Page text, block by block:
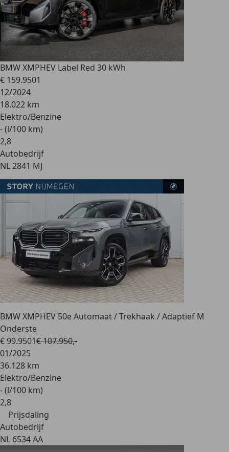
BMW XMPHEV Label Red 30 kWh
€ 159.9501
12/2024
18.022 km
Elektro/Benzine
- (l/100 km)
2,8
Autobedrijf
NL 2841 MJ
BMW XMPHEV 50e Automaat / Trekhaak / Adaptief M
Onderste
€ 99.9501€ 107.950,-
01/2025
36.128 km
Elektro/Benzine
- (l/100 km)
2,8
Prijsdaling
Autobedrijf
NL 6534 AA